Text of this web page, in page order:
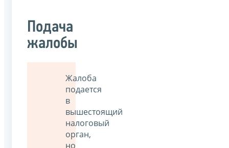
Подача
жалобы
Жалоба
подается
в
вышестоящий
налоговый
орган,
но